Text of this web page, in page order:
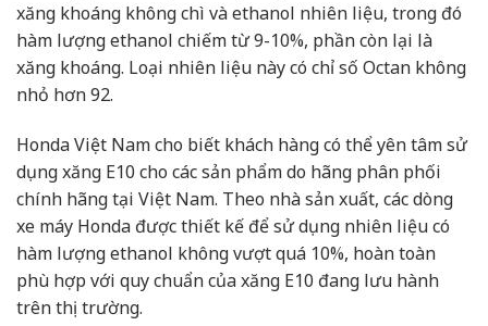
xăng khoáng không chì và ethanol nhiên liệu, trong đó
hàm lượng ethanol chiếm từ 9-10%, phần còn lại là
xăng khoáng. Loại nhiên liệu này có chỉ số Octan không
nhỏ hơn 92.
Honda Việt Nam cho biết khách hàng có thể yên tâm sử
dụng xăng E10 cho các sản phẩm do hãng phân phối
chính hãng tại Việt Nam. Theo nhà sản xuất, các dòng
xe máy Honda được thiết kế để sử dụng nhiên liệu có
hàm lượng ethanol không vượt quá 10%, hoàn toàn
phù hợp với quy chuẩn của xăng E10 đang lưu hành
trên thị trường.